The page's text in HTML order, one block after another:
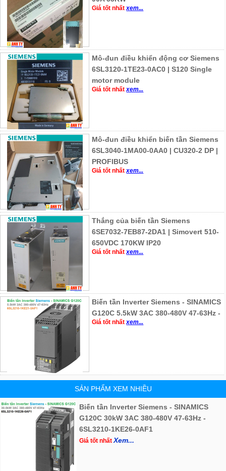
Giá tốt nhấtxem...
Mô-đun điều khiển động cơ Siemens
6SL3120-1TE23-0AC0 | S120 Single
motor module
Giá tốt nhấtxem...
Mô-đun điều khiển biến tần Siemens
6SL3040-1MA00-0AA0 | CU320-2 DP |
PROFIBUS
Giá tốt nhấtxem...
Thắng của biến tần Siemens
6SE7032-7EB87-2DA1 | Simovert 510-
650VDC 170KW IP20
Giá tốt nhấtxem...
Biến tần Inverter Siemens - SINAMICS
G120C 5.5kW 3AC 380-480V 47-63Hz -
Giá tốt nhấtxem...
SẢN PHẨM XEM NHIỀU
Biến tần Inverter Siemens - SINAMICS
G120C 30kW 3AC 380-480V 47-63Hz -
6SL3210-1KE26-0AF1
Giá tốt nhấtXem...